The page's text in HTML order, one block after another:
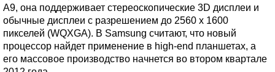
A9, она поддерживает стереоскопические 3D дисплеи и
обычные дисплеи с разрешением до 2560 х 1600
пикселей (WQXGA). В Samsung считают, что новый
процессор найдет применение в high-end планшетах, а
его массовое производство начнется во втором квартале